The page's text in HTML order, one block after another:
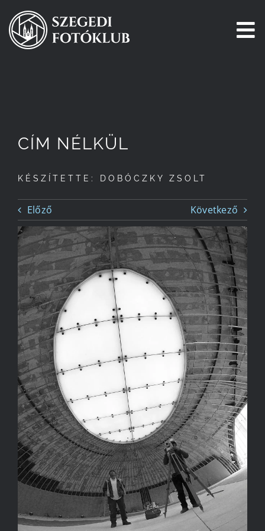
Kihagyás
Pályázatok
Tagjaink
Csatlakozz!
Történetünk
Kapcsolat
CÍM NÉLKÜL
KÉSZÍTETTE: DOBÓCZKY ZSOLT
Előző Következő